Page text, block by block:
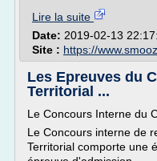
Lire la suite
Date: 2019-02-13
Site : https://
Les Epreuves du
Territorial ...
Le Concours Interne du
Le Concours interne de
Territorial comporte une